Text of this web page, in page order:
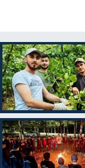
Kırıkkale
Kırklareli
Kırşehir
Kocaeli